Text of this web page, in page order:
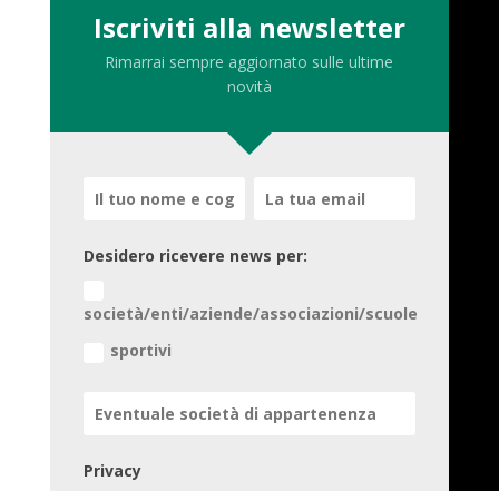
Iscriviti alla newsletter
Rimarrai sempre aggiornato sulle ultime
novità
Desidero ricevere news per:
società/enti/aziende/associazioni/scuole
sportivi
Privacy